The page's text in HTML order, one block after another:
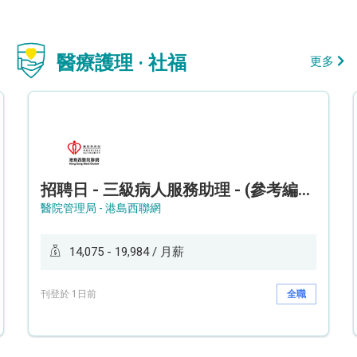
醫療護理 · 社福 更多
招聘日 - 三級病人服務助理 - (參考編號: HKWCS260107)
醫院管理局 - 港島西聯網
14,075 - 19,984 / 月薪
刊登於 1日前 全職